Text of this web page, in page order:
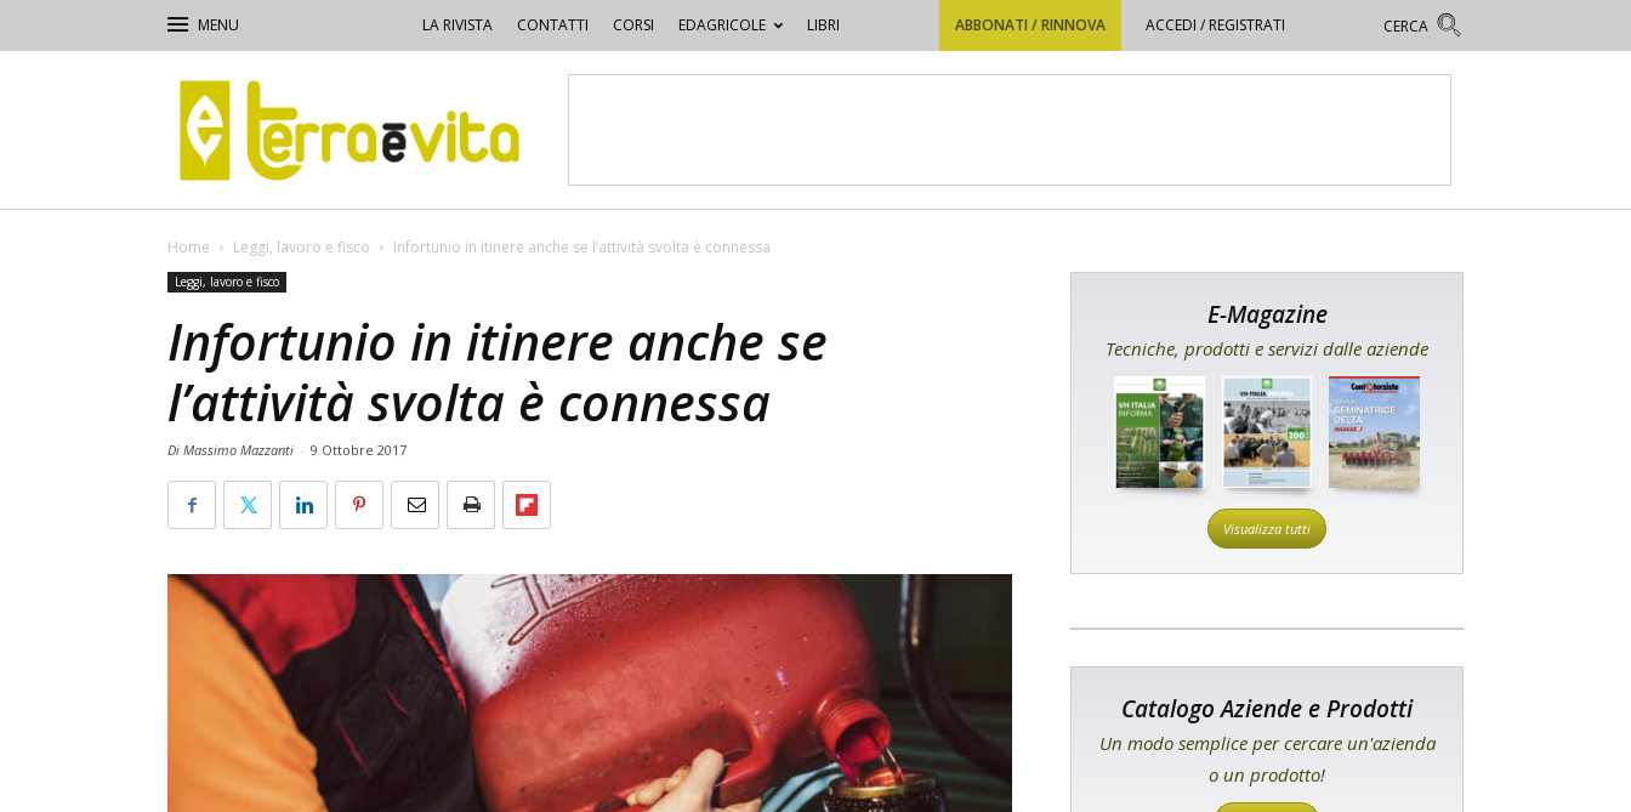
LA RIVISTA CONTATTI CORSI EDAGRICOLE LIBRI ABBONATI / RINNOVA ACCEDI / REGISTRATI
Terra
e
Vita
Home Leggi, lavoro e fisco Infortunio in itinere anche se l’attività svolta è connessa
Leggi, lavoro e fisco
Infortunio in itinere anche se
l’attività svolta è connessa
Di Massimo Mazzanti - 9 Ottobre 2017
E-Magazine
Tecniche, prodotti e servizi dalle aziende
Visualizza tutti
Catalogo Aziende e Prodotti
Un modo semplice per cercare un'azienda
o un prodotto!